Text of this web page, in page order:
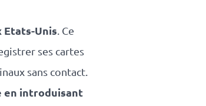
Etats-Unis . Ce
ses cartes
sans contact.
en introduisant